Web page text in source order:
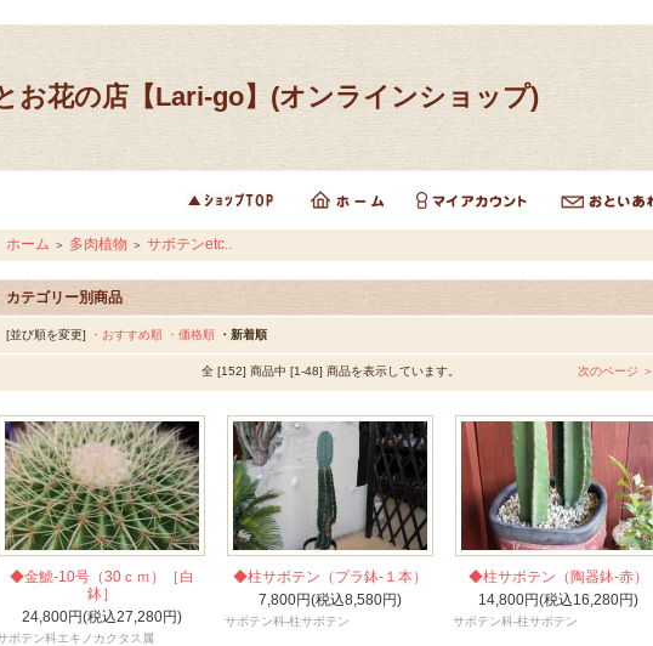
お花の店【Lari-go】(オンラインショップ)
ホーム ＞ 多肉植物 ＞ サボテンetc..
カテゴリー別商品
[並び順を変更] ・おすすめ順 ・価格順 ・新着順
全 [152] 商品中 [1-48] 商品を表示しています。 次のページ ＞
◆金鯱-10号（30ｃｍ）［白
鉢］
24,800円(税込27,280円)
ボテン科エキノカクタス属
◆柱サボテン（プラ鉢-１本）
7,800円(税込8,580円)
サボテン科-柱サボテン
◆柱サボテン（陶器鉢-赤）
14,800円(税込16,280円)
サボテン科-柱サボテン